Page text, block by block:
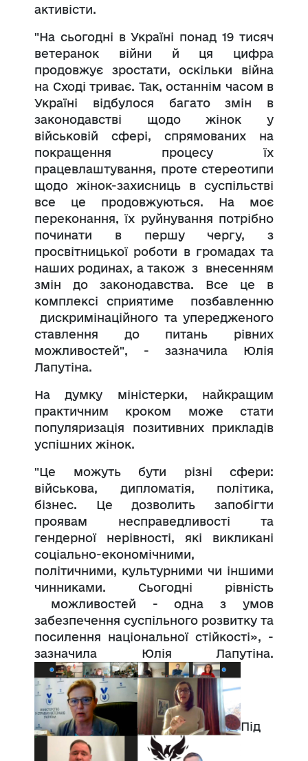
активісти.
"На сьогодні в Україні понад 19 тисяч
ветеранок війни й ця цифра
продовжує зростати, оскільки війна
на Сході триває. Так, останнім часом в
Україні відбулося багато змін в
законодавстві щодо жінок у
військовій сфері, спрямованих на
покращення процесу їх
працевлаштування, проте стереотипи
щодо жінок-захисниць в суспільстві
все це продовжуються. На моє
переконання, їх руйнування потрібно
починати в першу чергу, з
просвітницької роботи в громадах та
наших родинах, а також з внесенням
змін до законодавства. Все це в
комплексі сприятиме позбавленню
дискримінаційного та упередженого
ставлення до питань рівних
можливостей", - зазначила Юлія
Лапутіна.
На думку міністерки, найкращим
практичним кроком може стати
популяризація позитивних прикладів
успішних жінок.
"Це можуть бути різні сфери:
військова, дипломатія, політика,
бізнес. Це дозволить запобігти
проявам несправедливості та
гендерної нерівності, які викликані
соціально-економічними,
політичними, культурними чи іншими
чинниками. Сьогодні рівність
можливостей - одна з умов
забезпечення суспільного розвитку та
посилення національної стійкості», -
зазначила Юлія Лапутіна.
Під